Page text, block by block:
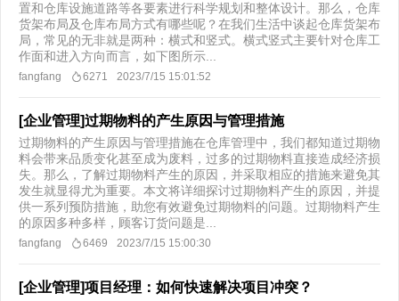
置和仓库设施道路等各要素进行科学规划和整体设计。那么，仓库
货架布局及仓库布局方式有哪些呢？在我们生活中谈起仓库货架布
局，常见的无非就是两种：横式和竖式。横式竖式主要针对仓库工
作面和进入方向而言，如下图所示...
fangfang 6271 2023/7/15 15:01:52
[企业管理]过期物料的产生原因与管理措施
过期物料的产生原因与管理措施在仓库管理中，我们都知道过期物
料会带来品质变化甚至成为废料，过多的过期物料直接造成经济损
失。那么，了解过期物料产生的原因，并采取相应的措施来避免其
发生就显得尤为重要。本文将详细探讨过期物料产生的原因，并提
供一系列预防措施，助您有效避免过期物料的问题。过期物料产生
的原因多种多样，顾客订货问题是...
fangfang 6469 2023/7/15 15:00:30
[企业管理]项目经理：如何快速解决项目冲突？